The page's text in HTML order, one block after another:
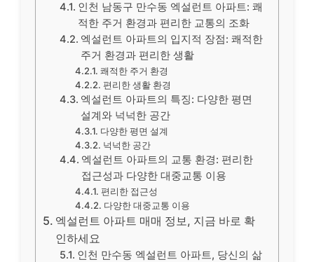
인천 남동구 만수동 엑설런트 아파트: 쾌
적한 주거 환경과 편리한 교통의 조화
엑설런트 아파트의 입지적 장점: 쾌적한
주거 환경과 편리한 생활
쾌적한 주거 환경
편리한 생활 환경
엑설런트 아파트의 특징: 다양한 평면
설계와 넉넉한 공간
다양한 평면 설계
넉넉한 공간
엑설런트 아파트의 교통 환경: 편리한
접근성과 다양한 대중교통 이용
편리한 접근성
다양한 대중교통 이용
엑설런트 아파트 매매 정보, 지금 바로 확
인하세요
인천 만수동 엑설런트 아파트, 당신의 삶